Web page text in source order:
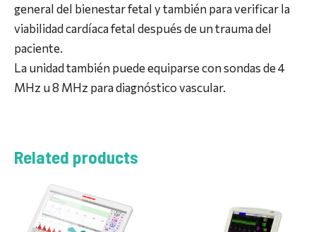
general del bienestar fetal y también para verificar la
viabilidad cardíaca fetal después de un trauma del
paciente.
La unidad también puede equiparse con sondas de 4
MHz u 8 MHz para diagnóstico vascular.
Related products